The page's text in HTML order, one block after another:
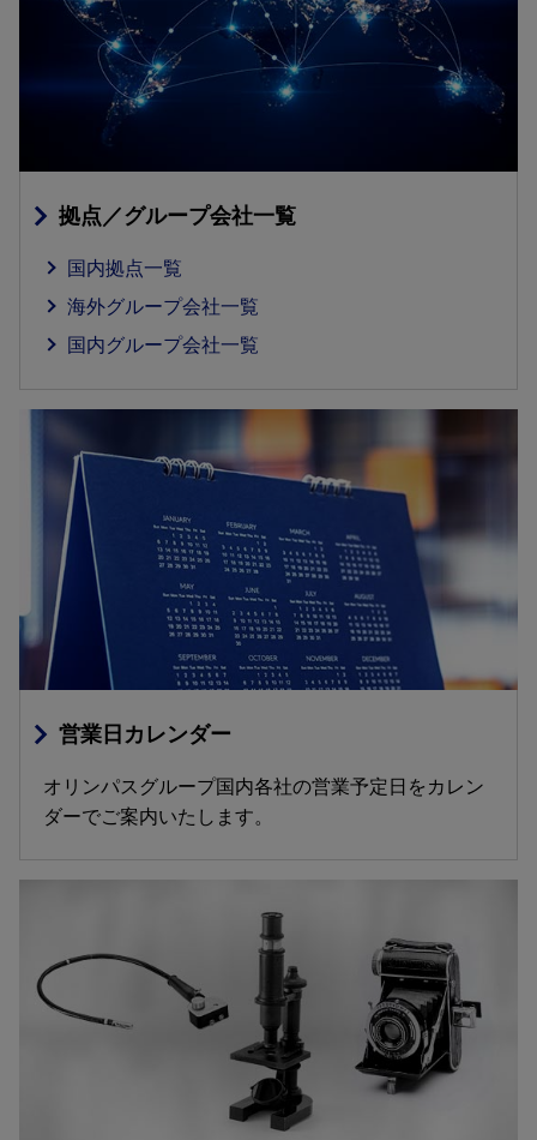
拠点／グループ会社一覧
国内拠点一覧
海外グループ会社一覧
国内グループ会社一覧
営業日カレンダー
オリンパスグループ国内各社の営業予定日をカレン
ダーでご案内いたします。